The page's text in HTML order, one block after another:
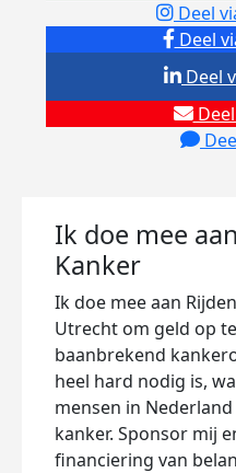
Deel
Deel
Deel
Deel
Ik doe mee
Kanker
Ik doe mee aan
Utrecht om geld op
baanbrekend
heel hard nodig is,
mensen in
kanker. Sponsor mij
financiering van